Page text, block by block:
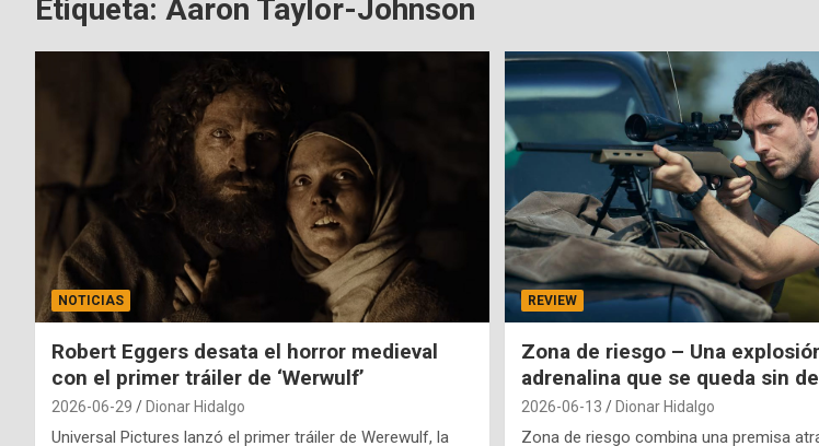
Etiqueta: Aaron Taylor-Johnson
NOTICIAS
Robert Eggers desata el horror medieval
con el primer tráiler de ‘Werwulf’
2026-06-29 Dionar Hidalgo
Universal Pictures lanzó el primer tráiler de Werewulf, la
REVIEW
Zona de riesgo – Una
adrenalina que se queda sin
2026-06-13 Dionar Hidalgo
Zona de riesgo combina una premisa